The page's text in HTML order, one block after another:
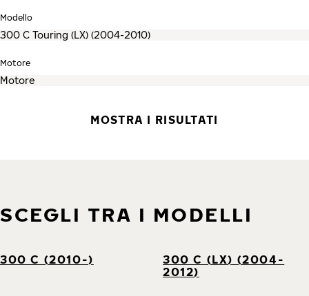
Modello
Motore
MOSTRA I RISULTATI
SCEGLI TRA I MODELLI
300 C (2010-)
300 C (LX) (2004-
2012)